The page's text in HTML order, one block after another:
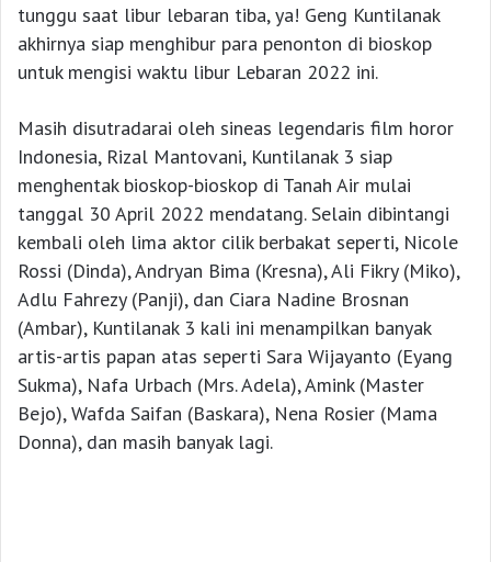
tunggu saat libur lebaran tiba, ya! Geng Kuntilanak
akhirnya siap menghibur para penonton di bioskop
untuk mengisi waktu libur Lebaran 2022 ini.
Masih disutradarai oleh sineas legendaris film horor
Indonesia, Rizal Mantovani, Kuntilanak 3 siap
menghentak bioskop-bioskop di Tanah Air mulai
tanggal 30 April 2022 mendatang. Selain dibintangi
kembali oleh lima aktor cilik berbakat seperti, Nicole
Rossi (Dinda), Andryan Bima (Kresna), Ali Fikry (Miko),
Adlu Fahrezy (Panji), dan Ciara Nadine Brosnan
(Ambar), Kuntilanak 3 kali ini menampilkan banyak
artis-artis papan atas seperti Sara Wijayanto (Eyang
Sukma), Nafa Urbach (Mrs. Adela), Amink (Master
Bejo), Wafda Saifan (Baskara), Nena Rosier (Mama
Donna), dan masih banyak lagi.